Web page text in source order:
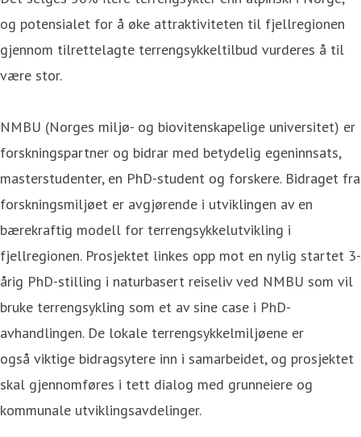
og potensialet for å øke attraktiviteten til fjellregionen
gjennom tilrettelagte terrengsykkeltilbud vurderes å til
være stor.
NMBU (Norges miljø- og biovitenskapelige universitet) er
forskningspartner og bidrar med betydelig egeninnsats,
masterstudenter, en PhD-student og forskere. Bidraget fra
forskningsmiljøet er avgjørende i utviklingen av en
bærekraftig modell for terrengsykkelutvikling i
fjellregionen. Prosjektet linkes opp mot en nylig startet 3-
årig PhD-stilling i naturbasert reiseliv ved NMBU som vil
bruke terrengsykling som et av sine case i PhD-
avhandlingen. De lokale terrengsykkelmiljøene er
også viktige bidragsytere inn i samarbeidet, og prosjektet
skal gjennomføres i tett dialog med grunneiere og
kommunale utviklingsavdelinger.